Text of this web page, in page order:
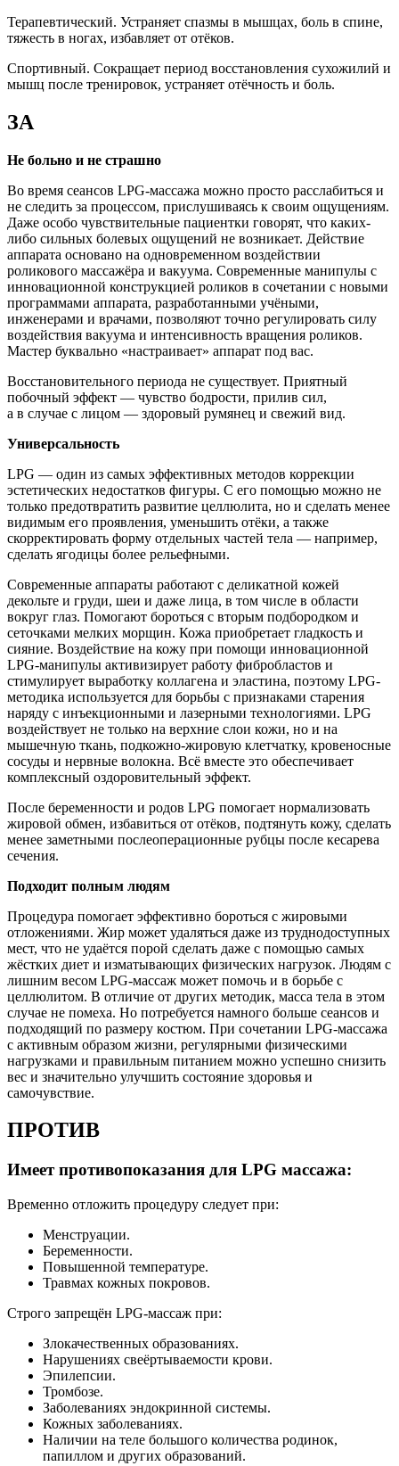
Терапевтический. Устраняет спазмы в мышцах, боль в спине,
тяжесть в ногах, избавляет от отёков.
Спортивный. Сокращает период восстановления сухожилий и
мышц после тренировок, устраняет отёчность и боль.
ЗА
Не больно и не страшно
Во время сеансов LPG-массажа можно просто расслабиться и
не следить за процессом, прислушиваясь к своим ощущениям.
Даже особо чувствительные пациентки говорят, что каких-
либо сильных болевых ощущений не возникает. Действие
аппарата основано на одновременном воздействии
роликового массажёра и вакуума. Современные манипулы с
инновационной конструкцией роликов в сочетании с новыми
программами аппарата, разработанными учёными,
инженерами и врачами, позволяют точно регулировать силу
воздействия вакуума и интенсивность вращения роликов.
Мастер буквально «настраивает» аппарат под вас.
Восстановительного периода не существует. Приятный
побочный эффект — чувство бодрости, прилив сил,
а в случае с лицом — здоровый румянец и свежий вид.
Универсальность
LPG — один из самых эффективных методов коррекции
эстетических недостатков фигуры. С его помощью можно не
только предотвратить развитие целлюлита, но и сделать менее
видимым его проявления, уменьшить отёки, а также
скорректировать форму отдельных частей тела — например,
сделать ягодицы более рельефными.
Современные аппараты работают с деликатной кожей
декольте и груди, шеи и даже лица, в том числе в области
вокруг глаз. Помогают бороться с вторым подбородком и
сеточками мелких морщин. Кожа приобретает гладкость и
сияние. Воздействие на кожу при помощи инновационной
LPG-манипулы активизирует работу фибробластов и
стимулирует выработку коллагена и эластина, поэтому LPG-
методика используется для борьбы с признаками старения
наряду с инъекционными и лазерными технологиями. LPG
воздействует не только на верхние слои кожи, но и на
мышечную ткань, подкожно-жировую клетчатку, кровеносные
сосуды и нервные волокна. Всё вместе это обеспечивает
комплексный оздоровительный эффект.
После беременности и родов LPG помогает нормализовать
жировой обмен, избавиться от отёков, подтянуть кожу, сделать
менее заметными послеоперационные рубцы после кесарева
сечения.
Подходит полным людям
Процедура помогает эффективно бороться с жировыми
отложениями. Жир может удаляться даже из труднодоступных
мест, что не удаётся порой сделать даже с помощью самых
жёстких диет и изматывающих физических нагрузок. Людям с
лишним весом LPG-массаж может помочь и в борьбе с
целлюлитом. В отличие от других методик, масса тела в этом
случае не помеха. Но потребуется намного больше сеансов и
подходящий по размеру костюм. При сочетании LPG-массажа
с активным образом жизни, регулярными физическими
нагрузками и правильным питанием можно успешно снизить
вес и значительно улучшить состояние здоровья и
самочувствие.
ПРОТИВ
Имеет противопоказания для LPG массажа:
Временно отложить процедуру следует при:
Менструации.
Беременности.
Повышенной температуре.
Травмах кожных покровов.
Строго запрещён LPG-массаж при:
Злокачественных образованиях.
Нарушениях свеёртываемости крови.
Эпилепсии.
Тромбозе.
Заболеваниях эндокринной системы.
Кожных заболеваниях.
Наличии на теле большого количества родинок,
папиллом и других образований.